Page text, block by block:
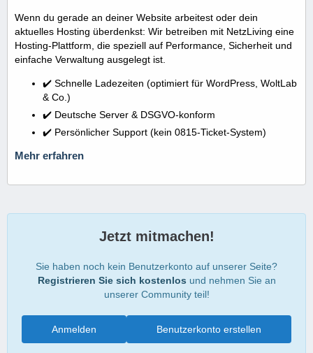
Wenn du gerade an deiner Website arbeitest oder dein
aktuelles Hosting überdenkst: Wir betreiben mit NetzLiving eine
Hosting-Plattform, die speziell auf Performance, Sicherheit und
einfache Verwaltung ausgelegt ist.
✔️ Schnelle Ladezeiten (optimiert für WordPress, WoltLab
& Co.)
✔️ Deutsche Server & DSGVO-konform
✔️ Persönlicher Support (kein 0815-Ticket-System)
Mehr erfahren
Jetzt mitmachen!
Sie haben noch kein Benutzerkonto auf unserer Seite?
Registrieren Sie sich kostenlos und nehmen Sie an
unserer Community teil!
Benutzerkonto erstellen
Anmelden